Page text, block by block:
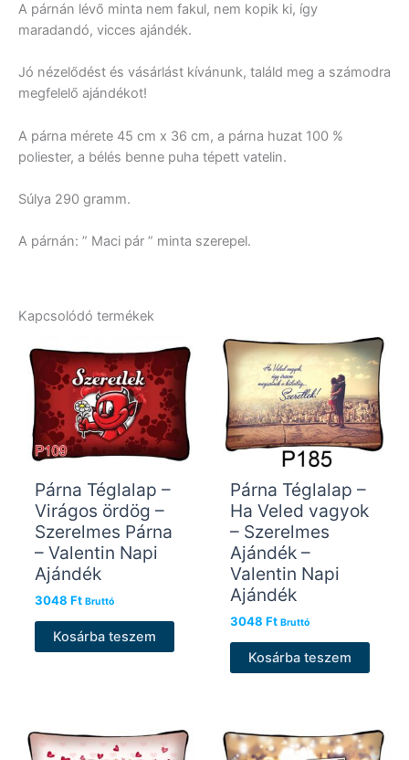
A párnán lévő minta nem fakul, nem kopik ki, így
maradandó, vicces ajándék.
Jó nézelődést és vásárlást kívánunk, találd meg a számodra
megfelelő ajándékot!
A párna mérete 45 cm x 36 cm, a párna huzat 100 %
poliester, a bélés benne puha tépett vatelin.
Súlya 290 gramm.
A párnán: ” Maci pár ” minta szerepel.
Kapcsolódó termékek
Párna Téglalap –
Virágos ördög –
Szerelmes Párna
– Valentin Napi
Ajándék
3048 Ft Bruttó
Kosárba teszem
Párna Téglalap –
Ha Veled vagyok
– Szerelmes
Ajándék –
Valentin Napi
Ajándék
3048 Ft Bruttó
Kosárba teszem